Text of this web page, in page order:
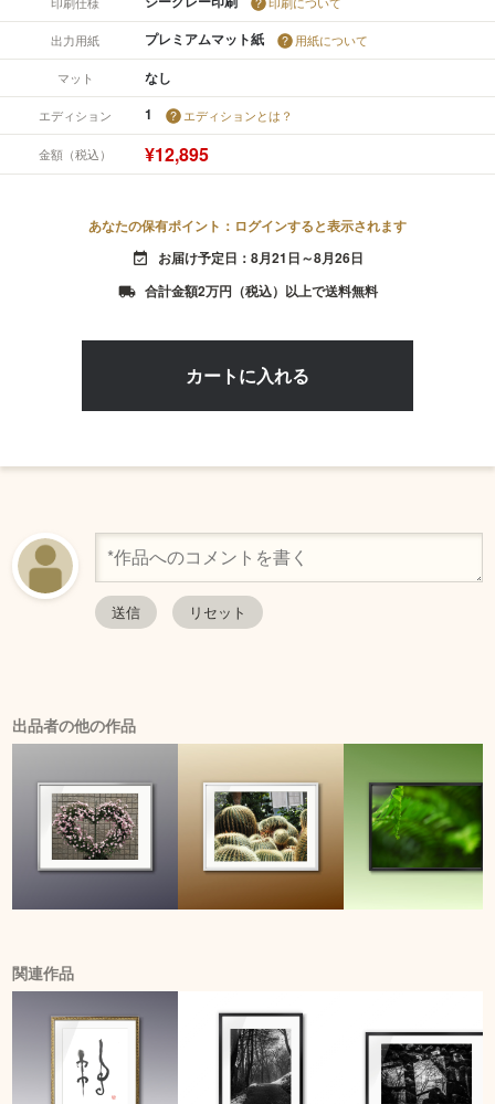
出力用紙 プレミアムマット紙 用紙について
マット なし
エディション 1 エディションとは？
金額（税込） ¥12,895
あなたの保有ポイント：ログインすると表示されます
event_available お届け予定日：8月21日～8月26日
local_shipping 合計金額2万円（税込）以上で送料無料
出品者の他の作品
関連作品